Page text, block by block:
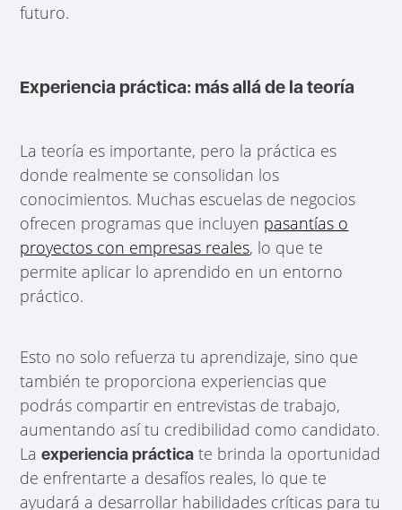
futuro.
Experiencia práctica: más allá de la teoría
La teoría es importante, pero la práctica es
donde realmente se consolidan los
conocimientos. Muchas escuelas de negocios
ofrecen programas que incluyen pasantías o
proyectos con empresas reales, lo que te
permite aplicar lo aprendido en un entorno
práctico.
Esto no solo refuerza tu aprendizaje, sino que
también te proporciona experiencias que
podrás compartir en entrevistas de trabajo,
aumentando así tu credibilidad como candidato.
Laexperiencia práctica te brinda la oportunidad
de enfrentarte a desafíos reales, lo que te
ayudará a desarrollar habilidades críticas para tu